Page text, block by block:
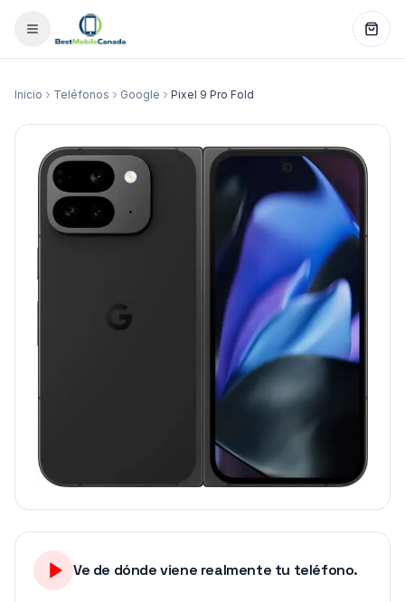
Inicio Teléfonos Google Pixel 9 Pro Fold
Ve de dónde viene realmente tu teléfono.